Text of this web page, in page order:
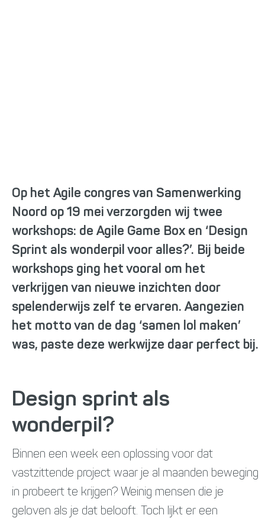
Op het Agile congres van Samenwerking
Noord op 19 mei verzorgden wij twee
workshops: de Agile Game Box en ‘Design
Sprint als wonderpil voor alles?’. Bij beide
workshops ging het vooral om het
verkrijgen van nieuwe inzichten door
spelenderwijs zelf te ervaren. Aangezien
het motto van de dag ‘samen lol maken’
was, paste deze werkwijze daar perfect bij.
Design sprint als
wonderpil?
Binnen een week een oplossing voor dat
vastzittende project waar je al maanden beweging
in probeert te krijgen? Weinig mensen die je
geloven als je dat belooft. Toch lijkt er een